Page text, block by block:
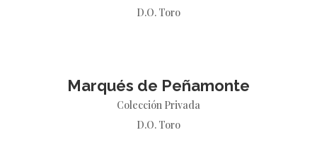
D.O. Toro
Marqués de Peñamonte
Colección Privada
D.O. Toro